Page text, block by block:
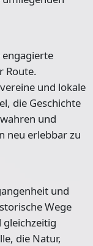
Route.
und lokale
die Geschichte
und
neu erlebbar zu
und
Wege
die Natur,